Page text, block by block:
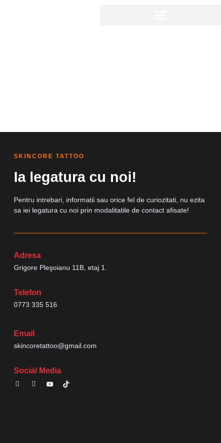
SKINCORE TATTOO
Ia legatura cu noi!
Pentru intrebari, informatii sau orice fel de curiozitati, nu ezita
sa iei legatura cu noi prin modalitatile de contact afisate!
Adresa
Grigore Pleşoianu 11B, etaj 1.
Telefon
0773 335 516
Email
skincoretattoo@gmail.com
Social Media